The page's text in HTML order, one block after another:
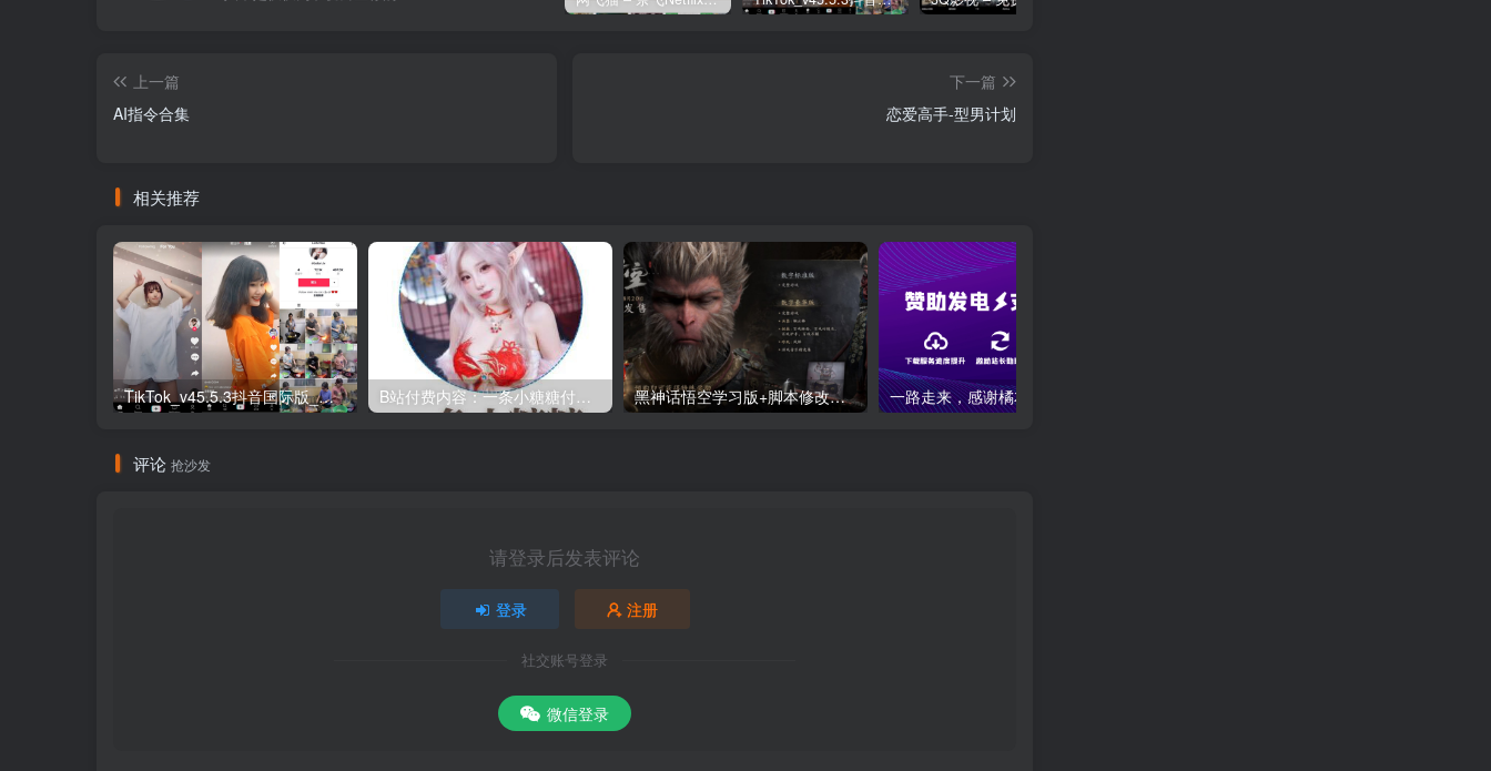
上一篇
AI指令合集
下一篇
恋爱高手-型男计划
相关推荐
TikTok_v45.5.3抖音国际版_免拔卡解锁全球版 黑神话悟空学习版+脚本修改器+加综合资料 最新版
评论 抢沙发
请登录后发表评论
登录 注册
社交账号登录
微信登录